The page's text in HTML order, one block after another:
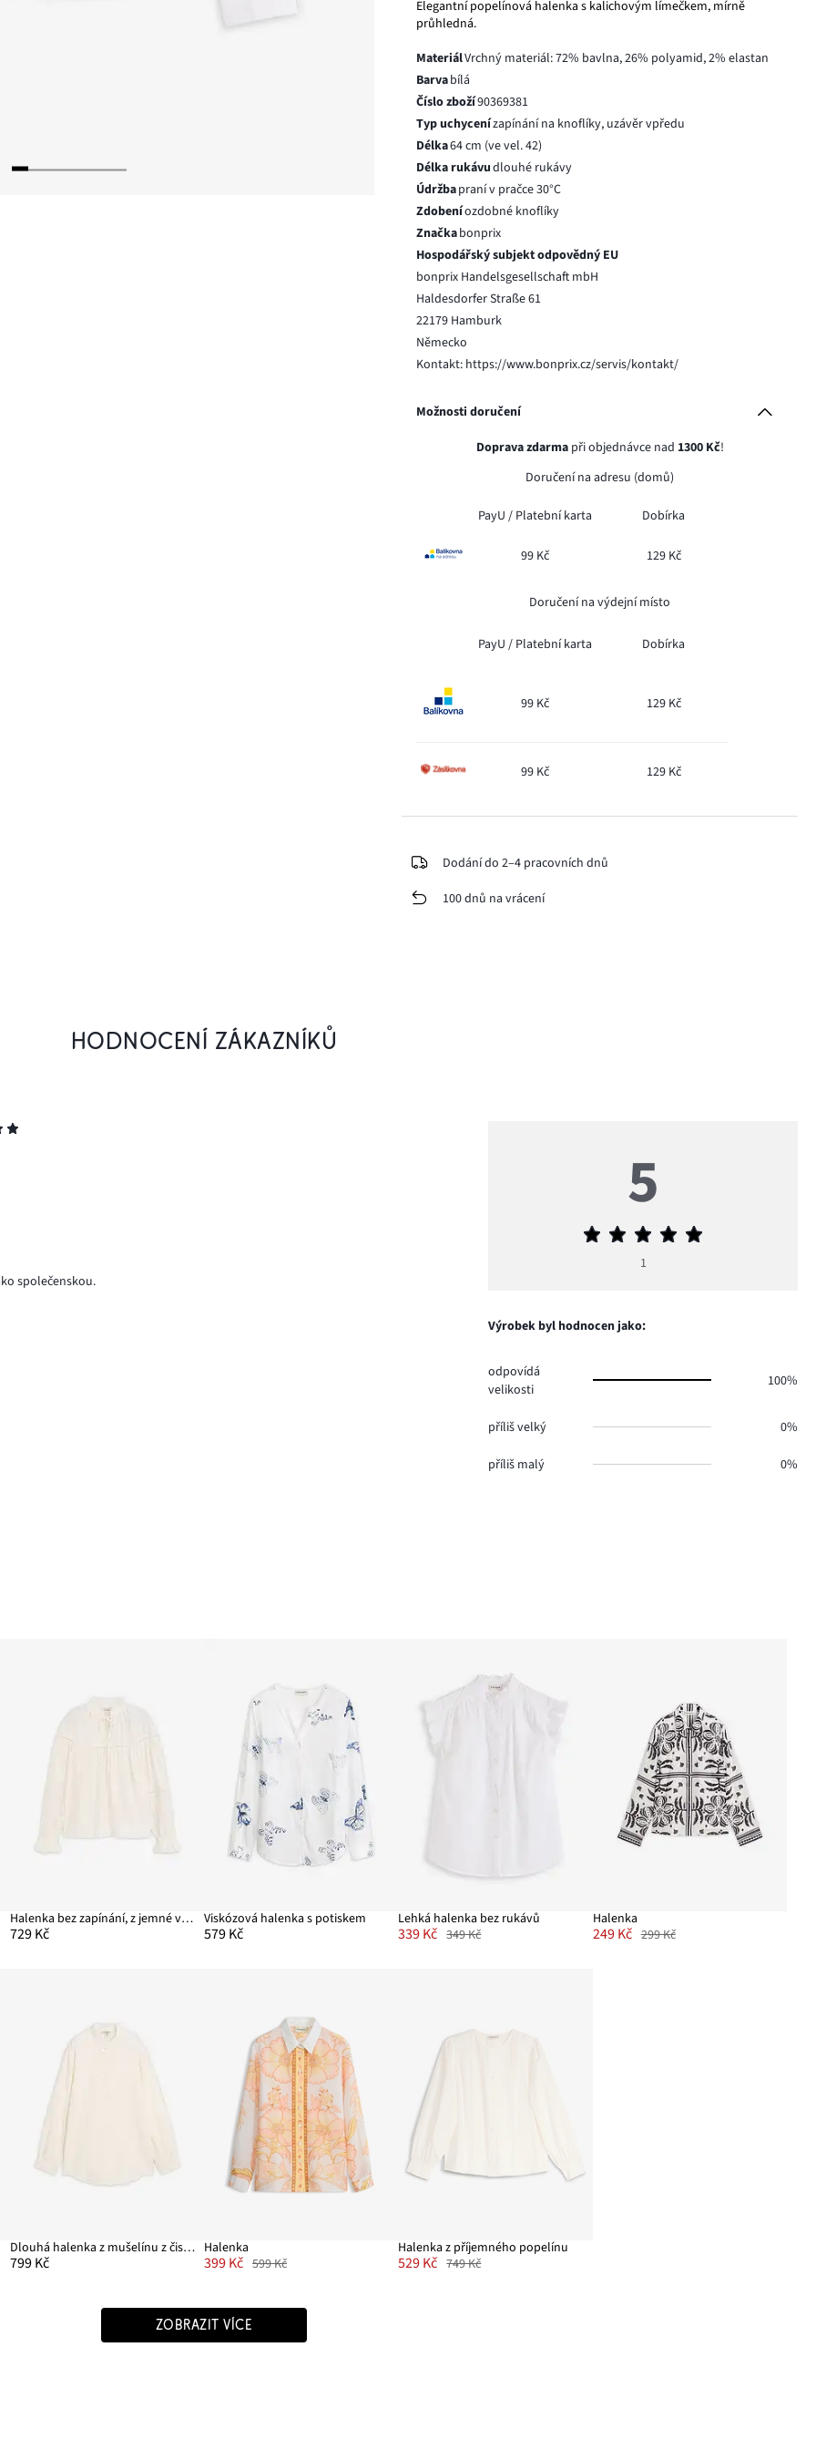
Elegantní popelínová halenka s kalichovým límečkem, mírně
průhledná.
MateriálVrchný materiál: 72% bavlna, 26% polyamid, 2% elastan
Barvabílá
Číslo zboží90369381
Typ uchycenízapínání na knoflíky, uzávěr vpředu
Délka64 cm (ve vel. 42)
Délka rukávudlouhé rukávy
Údržbapraní v pračce 30°C
Zdobeníozdobné knoflíky
Značkabonprix
Hospodářský subjekt odpovědný EU
bonprix Handelsgesellschaft mbH
Haldesdorfer Straße 61
22179 Hamburk
Německo
Kontakt: https://www.bonprix.cz/servis/kontakt/
Možnosti doručení
Doprava zdarmapři objednávce nad 1300 Kč!
Doručení na adresu (domů)
PayU / Platební karta Dobírka
99 Kč 129 Kč
Doručení na výdejní místo
PayU / Platební karta Dobírka
99 Kč 129 Kč
99 Kč 129 Kč
Dodání do 2–4 pracovních dnů
100 dnů na vrácení
HODNOCENÍ ZÁKAZNÍKŮ
společenskou.
5
Průměrné
5
1
Výrobek byl hodnocen jako:
odpovídá
velikosti
100%
příliš velký 0%
příliš malý 0%
Halenka bez zapínání, z jemné viskózové směsi
729 Kč
Viskózová halenka s potiskem
579 Kč
Lehká halenka bez rukávů
339 Kč 349 Kč
Halenka
249 Kč 299 Kč
Dlouhá halenka z mušelínu z čisté bavlny
799 Kč
Halenka
399 Kč 599 Kč
Halenka z příjemného popelínu
529 Kč 749 Kč
ZOBRAZIT VÍCE